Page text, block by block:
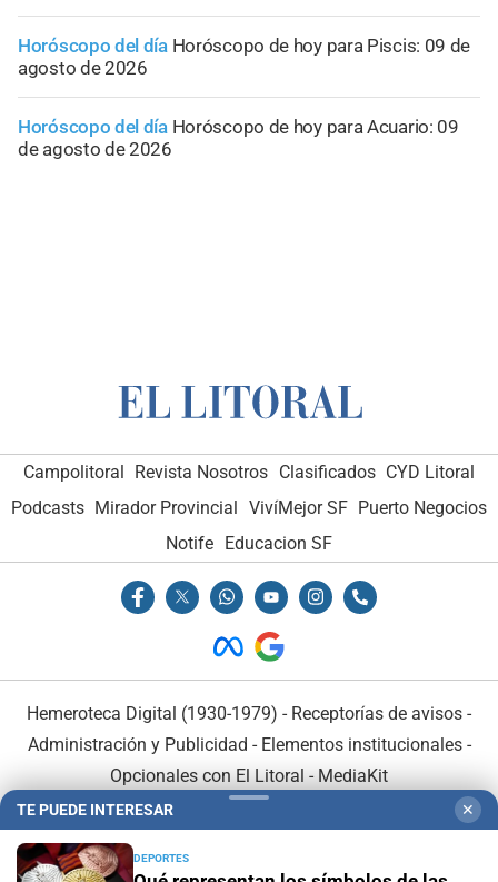
Horóscopo del día Horóscopo de hoy para Piscis: 09 de
agosto de 2026
Horóscopo del día Horóscopo de hoy para Acuario: 09
de agosto de 2026
Campolitoral Revista Nosotros Clasificados CYD Litoral
Podcasts Mirador Provincial VivíMejor SF Puerto Negocios
Notife Educacion SF
Hemeroteca Digital (1930-1979) - Receptorías de avisos -
Administración y Publicidad - Elementos institucionales-
Opcionales con El Litoral - MediaKit
TE PUEDE INTERESAR ✕
DEPORTES